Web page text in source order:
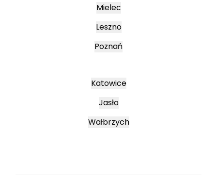
Mielec
Leszno
Poznań
Katowice
Jasło
Wałbrzych